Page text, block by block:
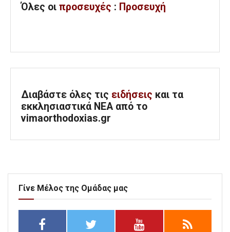
Όλες οι προσευχές : Προσευχή
Διαβάστε όλες τις ειδήσεις και τα
εκκλησιαστικά ΝΕΑ από το
vimaorthodoxias.gr
Γίνε Μέλος της Ομάδας μας